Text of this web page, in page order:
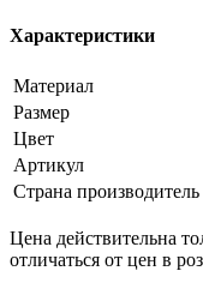
Характеристики
Материал
Размер
Цвет
Артикул
Страна производитель
Цена действительна
отличаться от цен в